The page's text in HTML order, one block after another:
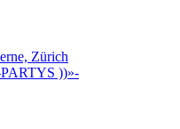
Zürich
))»-